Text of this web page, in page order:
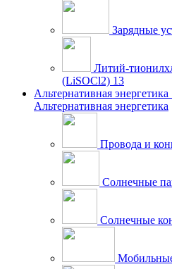
Зарядные
Литий-
(LiSOCl2) 13
Альтернативная энергетика
Альтернативная энергетика
Провода и
Солнечные
Солнечные